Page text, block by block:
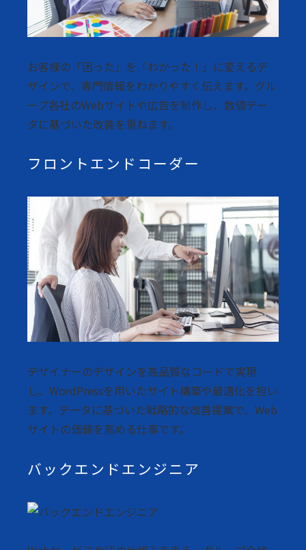
お客様の「困った」を「わかった！」に変えるデ
ザインで、専門情報をわかりやすく伝えます。グル
ープ各社のWebサイトや広告を制作し、数値デー
タに基づいた改善を重ねます。
フロントエンドコーダー
デザイナーのデザインを高品質なコードで実現
し、WordPressを用いたサイト構築や最適化を担い
ます。データに基づいた戦略的な改善提案で、Web
サイトの価値を高める仕事です。
バックエンドエンジニア